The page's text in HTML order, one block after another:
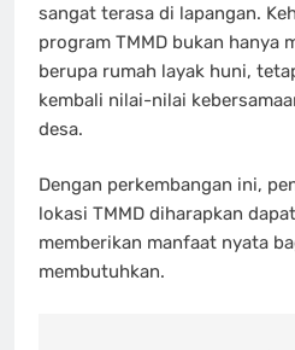
sangat terasa di lapangan.
program TMMD bukan hanya
berupa rumah layak huni,
kembali nilai-nilai
desa.
Dengan perkembangan ini,
lokasi TMMD diharapkan
memberikan manfaat nyata
membutuhkan.